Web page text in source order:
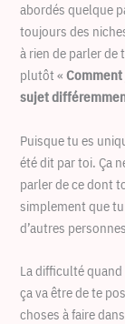
abordés quelque
toujours des
à rien de parler de
plutôt «
sujet
Puisque tu es
été dit par toi. Ça
parler de ce dont
simplement que
d’autres
La difficulté
ça va être de te
choses à faire